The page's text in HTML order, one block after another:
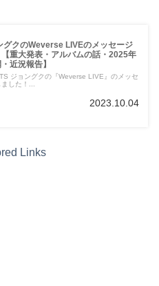
グクのWeverse LIVEのメッセージ
重大発表・アルバムの話・2025年
近況報告】
ジョングクの『Weverse LIVE』のメッセ
した！...
2023.10.04
Links